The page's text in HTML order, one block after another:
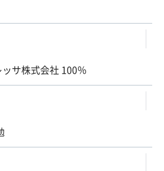
サ株式会社 100％